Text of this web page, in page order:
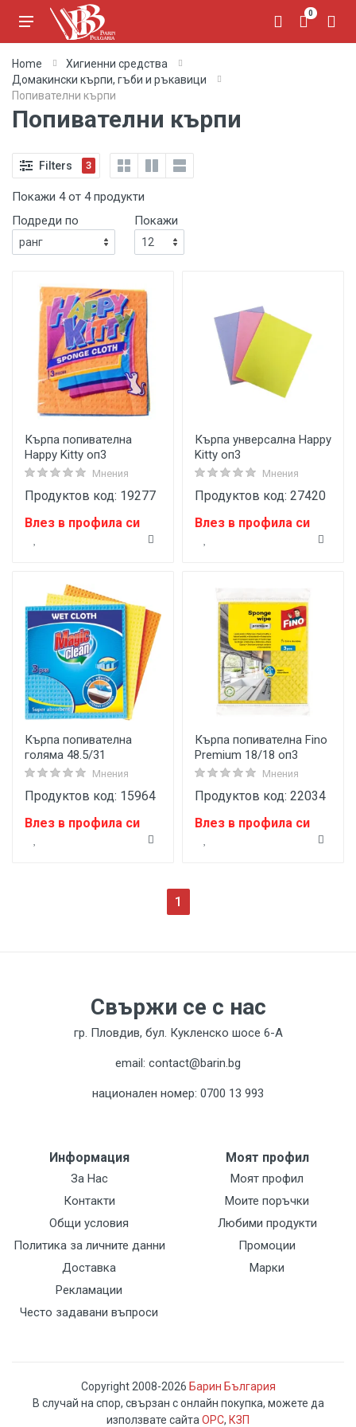
0
Home
Хигиенни средства
Домакински кърпи, гъби и ръкавици
Попивателни кърпи
Попивателни кърпи
Filters 3
Покажи 4 от 4 продукти
Подреди по
Покажи
Кърпа попивателна
Happy Kitty оп3
Мнения
Продуктов код: 19277
Влез в профила си
Кърпа унверсална Happy
Kitty оп3
Мнения
Продуктов код: 27420
Влез в профила си
Кърпа попивателна
голяма 48.5/31
Мнения
Продуктов код: 15964
Влез в профила си
Кърпа попивателна Fino
Premium 18/18 оп3
Мнения
Продуктов код: 22034
Влез в профила си
1
Свържи се с нас
гр. Пловдив, бул. Кукленско шосе 6-А
email: contact@barin.bg
национален номер: 0700 13 993
Информация
За Нас
Контакти
Общи условия
Политика за личните данни
Доставка
Рекламации
Често задавани въпроси
Моят профил
Моят профил
Моите поръчки
Любими продукти
Промоции
Марки
Copyright 2008-2026 Барин България
В случай на спор, свързан с онлайн покупка, можете да
използвате сайта ОРС, КЗП